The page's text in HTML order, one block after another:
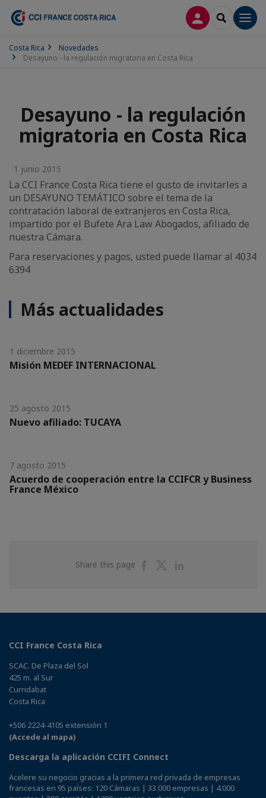
CONECTARSE
SEARCH
Costa Rica
Novedades
Desayuno - la regulación migratoria en Costa Rica
Desayuno - la regulación
migratoria en Costa Rica
1 junio 2015
La CCI France Costa Rica tiene el gusto de invitarles a
un DESAYUNO TEMÁTICO sobre el tema de la
contratación laboral de extranjeros en Costa Rica,
impartido por el Bufete Ara Law Abogados, afiliado de
nuestra Cámara.
Para reservaciones y pagos, usted puede llamar al 4034
6394
Más actualidades
1 diciembre 2015
Misión MEDEF INTERNACIONAL
25 agosto 2015
Nuevo afiliado: TUCAYA
7 agosto 2015
Acuerdo de cooperación entre la CCIFCR y Business
France México
Share this page
ShareShare
CCI France Costa Rica
SCAC. De Plaza del Sol
425 m. al Sur
Curridabat
Costa Rica
+506 2224-4105 extensión 1
(Accede al mapa)
Descarga la aplicación CCIFI Connect
Acelere su negocio gracias a la primera red privada de empresas
francesas en 95 países: 120 Cámaras | 33.000 empresas | 4.000